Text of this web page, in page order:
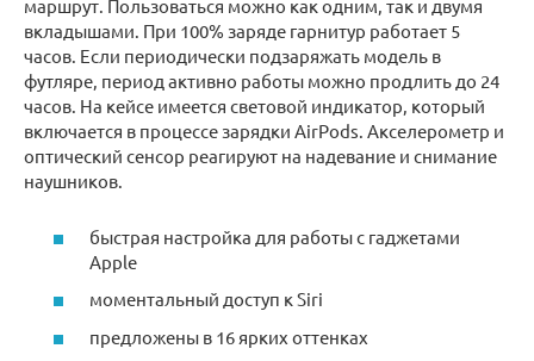
маршрут. Пользоваться можно как одним, так и двумя
вкладышами. При 100% заряде гарнитур работает 5
часов. Если периодически подзаряжать модель в
футляре, период активно работы можно продлить до 24
часов. На кейсе имеется световой индикатор, который
включается в процессе зарядки AirPods. Акселерометр и
оптический сенсор реагируют на надевание и снимание
наушников.
быстрая настройка для работы с гаджетами
Apple
моментальный доступ к Siri
предложены в 16 ярких оттенках